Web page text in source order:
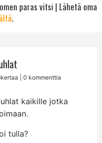
paras vitsi | Lähetä oma
.
| 0 kommenttia
kaikille jotka
tulla?